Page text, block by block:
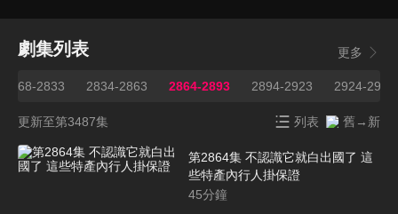
劇集列表 更多
2668-2833 2834-2863 2864-2893 2894-2923 2924-2953
更新至第3487集 列表 舊→新
第2864集 不認識它就白出國了 這
些特產內行人掛保證
45分鐘